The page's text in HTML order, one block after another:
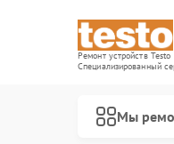
Ремонт устройств Testo
Специализированный
Мы